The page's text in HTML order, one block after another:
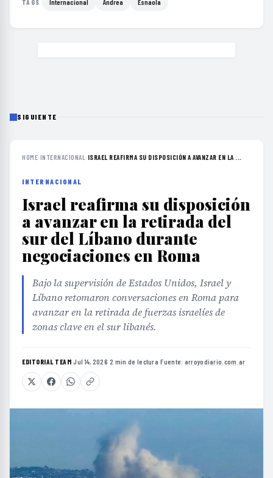
TAGS Internacional Andrea Esnaola
SIGUIENTE
HOME›INTERNACIONAL › ISRAEL REAFIRMA SU DISPOSICIÓN A AVANZAR EN LA ...
INTERNACIONAL
Israel reafirma su disposición
a avanzar en la retirada del
sur del Líbano durante
negociaciones en Roma
Bajo la supervisión de Estados Unidos, Israel y
Líbano retomaron conversaciones en Roma para
avanzar en la retirada de fuerzas israelíes de
zonas clave en el sur libanés.
EDITORIAL TEAM·Jul 14, 2026·2 min de lectura·Fuente: arroyodiario.com.ar